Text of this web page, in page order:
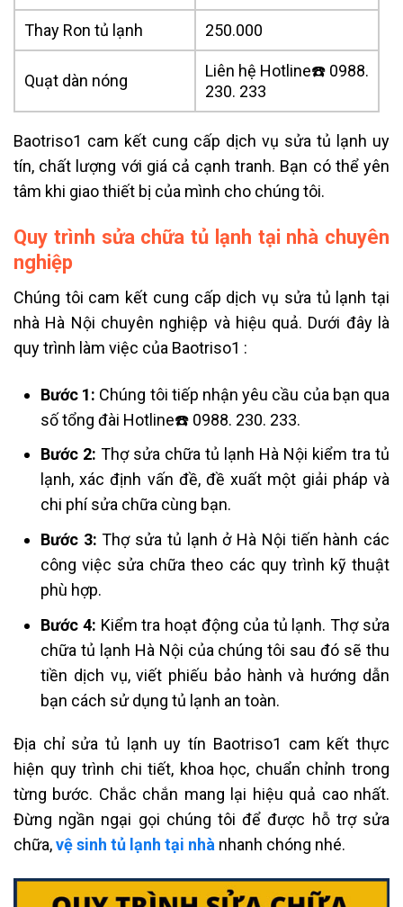
Thay Ron tủ lạnh 250.000
Quạt dàn nóng
Liên hệ Hotline☎️ 0988.
230. 233
Baotriso1 cam kết cung cấp dịch vụ sửa tủ lạnh uy
tín, chất lượng với giá cả cạnh tranh. Bạn có thể yên
tâm khi giao thiết bị của mình cho chúng tôi.
Quy trình sửa chữa tủ lạnh tại nhà chuyên
nghiệp
Chúng tôi cam kết cung cấp dịch vụ sửa tủ lạnh tại
nhà Hà Nội chuyên nghiệp và hiệu quả. Dưới đây là
quy trình làm việc của Baotriso1 :
Bước 1: Chúng tôi tiếp nhận yêu cầu của bạn qua
số tổng đài Hotline☎️ 0988. 230. 233.
Bước 2: Thợ sửa chữa tủ lạnh Hà Nội kiểm tra tủ
lạnh, xác định vấn đề, đề xuất một giải pháp và
chi phí sửa chữa cùng bạn.
Bước 3:Thợ sửa tủ lạnh ở Hà Nội tiến hành các
công việc sửa chữa theo các quy trình kỹ thuật
phù hợp.
Bước 4: Kiểm tra hoạt động của tủ lạnh. Thợ sửa
chữa tủ lạnh Hà Nội của chúng tôi sau đó sẽ thu
tiền dịch vụ, viết phiếu bảo hành và hướng dẫn
bạn cách sử dụng tủ lạnh an toàn.
Địa chỉ sửa tủ lạnh uy tín Baotriso1 cam kết thực
hiện quy trình chi tiết, khoa học, chuẩn chỉnh trong
từng bước. Chắc chắn mang lại hiệu quả cao nhất.
Đừng ngần ngại gọi chúng tôi để được hỗ trợ sửa
chữa,vệ sinh tủ lạnh tại nhà nhanh chóng nhé.